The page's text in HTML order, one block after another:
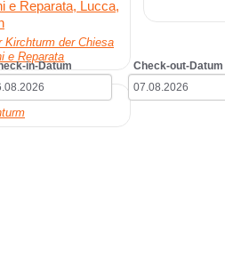
in-Datum Check-out-Datum
Kirchturm der Chiesa
e Reparata